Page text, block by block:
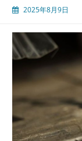
る
査
と
工
具
が
生
み
2025年8月9日